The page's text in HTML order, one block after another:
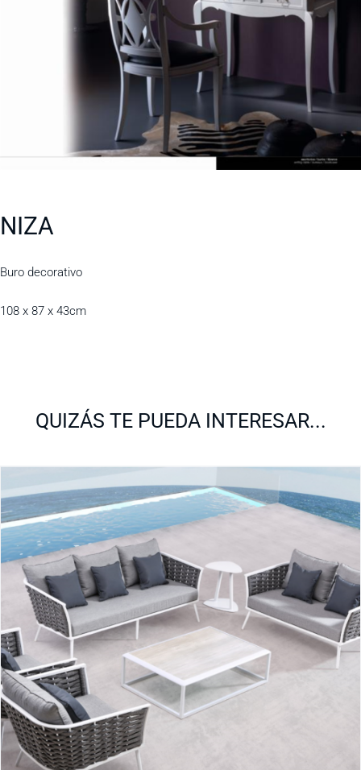
NIZA
Buro decorativo
108 x 87 x 43cm
QUIZÁS TE PUEDA INTERESAR...